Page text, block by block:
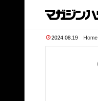
2024.08.19 Home